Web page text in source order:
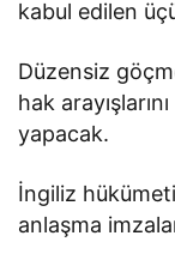
kabul edilen
Düzensiz
hak
yapacak.
İngiliz
anlaşma